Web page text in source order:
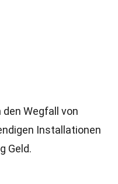
den Wegfall von
Installationen
Geld.